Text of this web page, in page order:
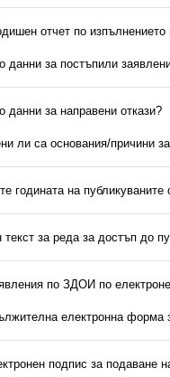
отчет по
данни за постъпили
данни за направени откази?
ли са основания/причини за
годината на
за реда за достъп до
по ЗДОИ по
електронна форма
подпис за подаване